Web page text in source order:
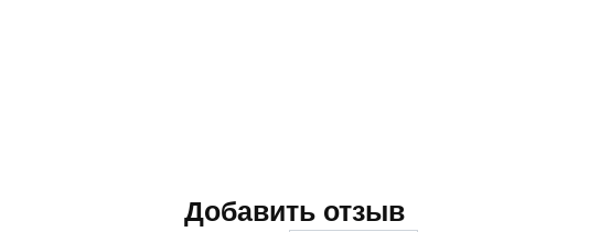
Добавить отзыв